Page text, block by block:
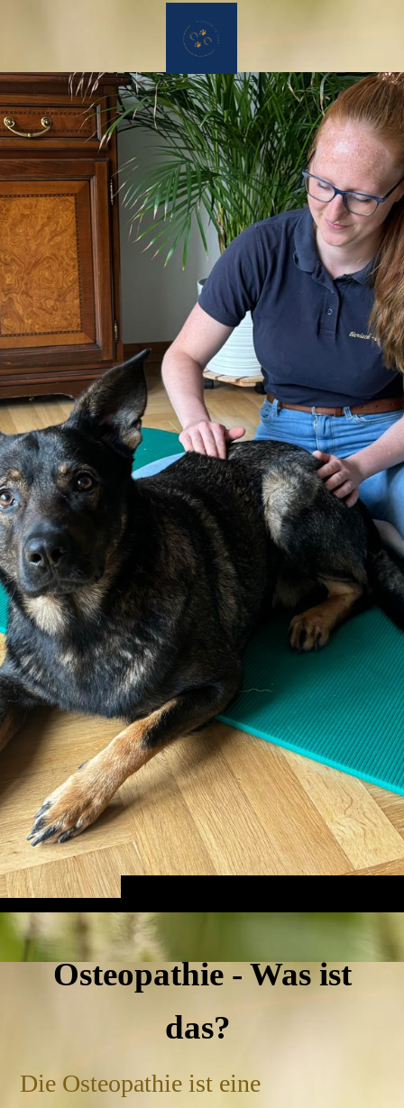
Osteopathie - Was ist
das?
Die Osteopathie ist eine